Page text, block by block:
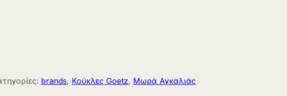
brands, Κούκλες Goetz, Μωρά Αγκαλιάς